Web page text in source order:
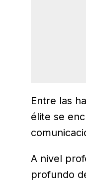
Entre las
élite se
A nivel
profundo